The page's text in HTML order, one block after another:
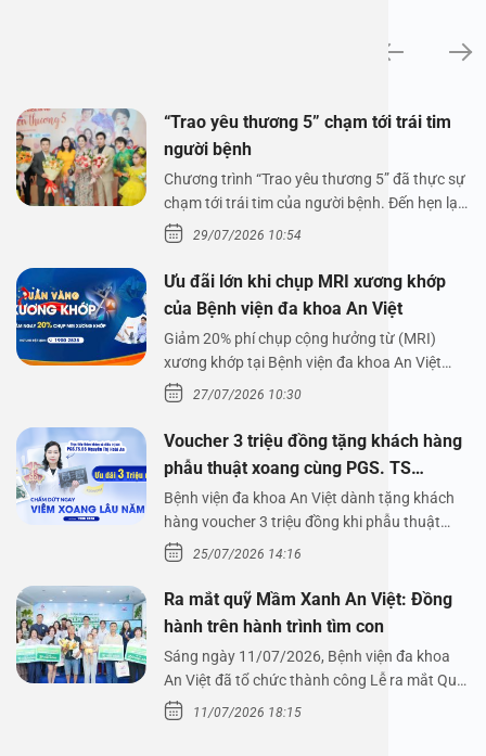
“Trao yêu thương 5” chạm tới trái tim
người bệnh
Chương trình “Trao yêu thương 5” đã thực sự
chạm tới trái tim của người bệnh. Đến hẹn lại
lên,…29/07/2026 10:54
Ưu đãi lớn khi chụp MRI xương khớp
của Bệnh viện đa khoa An Việt
Giảm 20% phí chụp cộng hưởng từ (MRI)
xương khớp tại Bệnh viện đa khoa An Việt
Bệnh viện đa…
27/07/2026 10:30
Voucher 3 triệu đồng tặng khách hàng
phẫu thuật xoang cùng PGS. TS
Nguyễn Thị Hoài An
Bệnh viện đa khoa An Việt dành tặng khách
hàng voucher 3 triệu đồng khi phẫu thuật
xoang cùng PGS.…
25/07/2026 14:16
Ra mắt quỹ Mầm Xanh An Việt: Đồng
hành trên hành trình tìm con
Sáng ngày 11/07/2026, Bệnh viện đa khoa
An Việt đã tổ chức thành công Lễ ra mắt Quỹ
Mầm Xanh…
11/07/2026 18:15